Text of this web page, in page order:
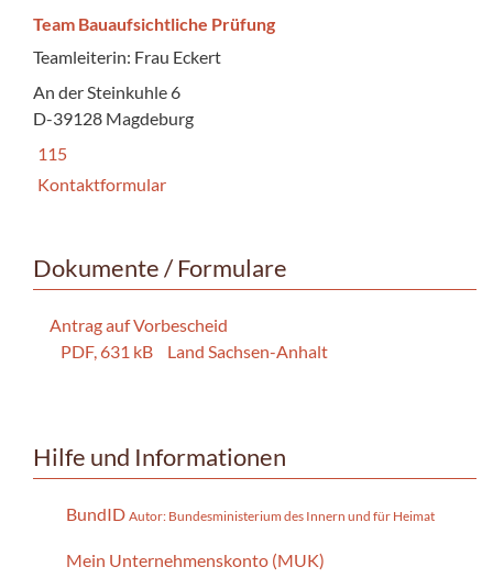
Team Bauaufsichtliche Prüfung
Teamleiterin: Frau Eckert
An der Steinkuhle 6
D-39128 Magdeburg
115
Kontaktformular
Dokumente / Formulare
Antrag auf Vorbescheid
PDF, 631 kB
Land Sachsen-Anhalt
Hilfe und Informationen
BundID Autor: Bundesministerium des Innern und für Heimat
Mein Unternehmenskonto (MUK)